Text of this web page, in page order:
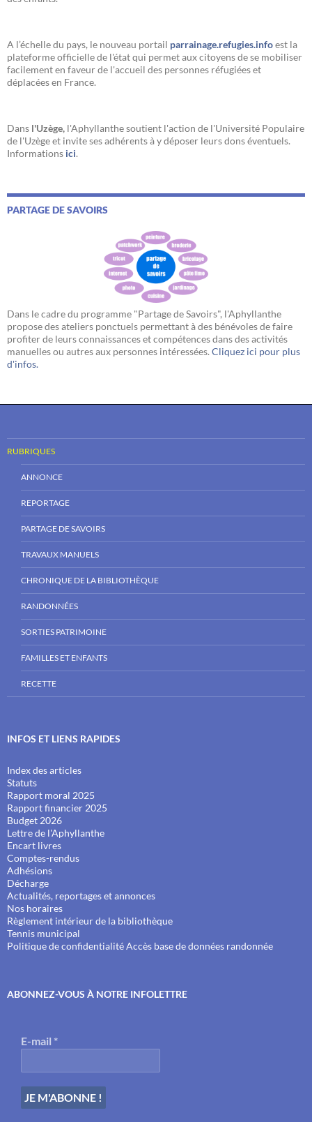
A l’échelle du pays, le nouveau portail parrainage.refugies.infoest la
plateforme officielle de l'état qui permet aux citoyens de se mobiliser
facilement en faveur de l'accueil des personnes réfugiées et
déplacées en France.
Dans l'Uzège, l'Aphyllanthe soutient l'action de l'Université Populaire
de l'Uzège et invite ses adhérents à y déposer leurs dons éventuels.
Informations ici.
PARTAGE DE SAVOIRS
Dans le cadre du programme "Partage de Savoirs", l'Aphyllanthe
propose des ateliers ponctuels permettant à des bénévoles de faire
profiter de leurs connaissances et compétences dans des activités
manuelles ou autres aux personnes intéressées. Cliquez ici pour plus
d'infos.
RUBRIQUES
ANNONCE
REPORTAGE
PARTAGE DE SAVOIRS
TRAVAUX MANUELS
CHRONIQUE DE LA BIBLIOTHÈQUE
RANDONNÉES
SORTIES PATRIMOINE
FAMILLES ET ENFANTS
RECETTE
INFOS ET LIENS RAPIDES
Index des articles
Statuts
Rapport moral 2025
Rapport financier 2025
Budget 2026
Lettre de l'Aphyllanthe
Encart livres
Comptes-rendus
Adhésions
Décharge
Actualités, reportages et annonces
Nos horaires
Règlement intérieur de la bibliothèque
Tennis municipal
Politique de confidentialitéAccès base de données randonnée
ABONNEZ-VOUS À NOTRE INFOLETTRE
E-mail *